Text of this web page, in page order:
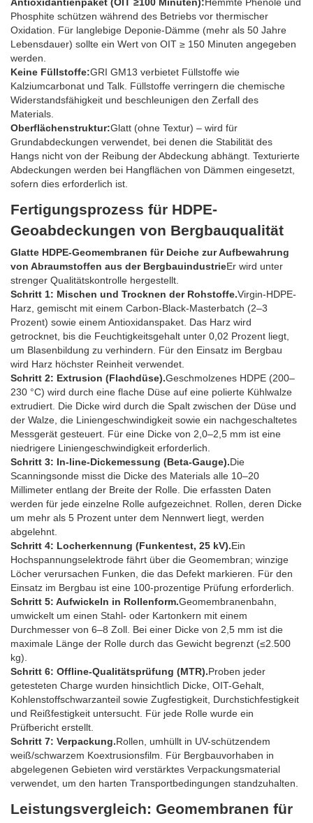
Phosphite schützen während des Betriebs vor thermischer
Oxidation. Für langlebige Deponie-Dämme (mehr als 50 Jahre
Lebensdauer) sollte ein Wert von OIT ≥ 150 Minuten angegeben
werden.
Keine Füllstoffe:GRI GM13 verbietet Füllstoffe wie
Kalziumcarbonat und Talk. Füllstoffe verringern die chemische
Widerstandsfähigkeit und beschleunigen den Zerfall des
Materials.
Oberflächenstruktur:Glatt (ohne Textur) – wird für
Grundabdeckungen verwendet, bei denen die Stabilität des
Hangs nicht von der Reibung der Abdeckung abhängt. Texturierte
Abdeckungen werden bei Hangflächen von Dämmen eingesetzt,
sofern dies erforderlich ist.
Fertigungsprozess für HDPE-
Geoabdeckungen von Bergbauqualität
Glatte HDPE-Geomembranen für Deiche zur Aufbewahrung
von Abraumstoffen aus der BergbauindustrieEr wird unter
strenger Qualitätskontrolle hergestellt.
Schritt 1: Mischen und Trocknen der Rohstoffe.Virgin-HDPE-
Harz, gemischt mit einem Carbon-Black-Masterbatch (2–3
Prozent) sowie einem Antioxidanspaket. Das Harz wird
getrocknet, bis die Feuchtigkeitsgehalt unter 0,02 Prozent liegt,
um Blasenbildung zu verhindern. Für den Einsatz im Bergbau
wird Harz höchster Reinheit verwendet.
Schritt 2: Extrusion (Flachdüse).Geschmolzenes HDPE (200–
230 °C) wird durch eine flache Düse auf eine polierte Kühlwalze
extrudiert. Die Dicke wird durch die Spalt zwischen der Düse und
der Walze, die Liniengeschwindigkeit sowie ein nachgeschaltetes
Messgerät gesteuert. Für eine Dicke von 2,0–2,5 mm ist eine
niedrigere Liniengeschwindigkeit erforderlich.
Schritt 3: In-line-Dickemessung (Beta-Gauge).Die
Scanningsonde misst die Dicke des Materials alle 10–20
Millimeter entlang der Breite der Rolle. Die erfassten Daten
werden für jede einzelne Rolle aufgezeichnet. Rollen, deren Dicke
um mehr als 5 Prozent unter dem Nennwert liegt, werden
abgelehnt.
Schritt 4: Locherkennung (Funkentest, 25 kV).Ein
Hochspannungselektrode fährt über die Geomembran; winzige
Löcher verursachen Funken, die das Defekt markieren. Für den
Einsatz im Bergbau ist eine 100-prozentige Prüfung erforderlich.
Schritt 5: Aufwickeln in Rollenform.Geomembranenbahn,
umwickelt um einen Stahl- oder Kartonkern mit einem
Durchmesser von 6–8 Zoll. Bei einer Dicke von 2,5 mm ist die
maximale Länge der Rolle durch das Gewicht begrenzt (≤2.500
kg).
Schritt 6: Offline-Qualitätsprüfung (MTR).Proben jeder
getesteten Charge wurden hinsichtlich Dicke, OIT-Gehalt,
Kohlenstoffschwarzanteil sowie Zugfestigkeit, Durchstichfestigkeit
und Reißfestigkeit untersucht. Für jede Rolle wurde ein
Prüfbericht erstellt.
Schritt 7: Verpackung.Rollen, umhüllt in UV-schützendem
weiß/schwarzem Koextrusionsfilm. Für Bergbauvorhaben in
abgelegenen Gebieten wird verstärktes Verpackungsmaterial
verwendet, um den harten Transportbedingungen standzuhalten.
Leistungsvergleich: Geomembranen für